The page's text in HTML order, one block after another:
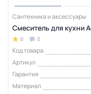
Сантехника и аксессуары
Смеситель для кухни
0 0
Код товара
Артикул
Гарантия
Материал